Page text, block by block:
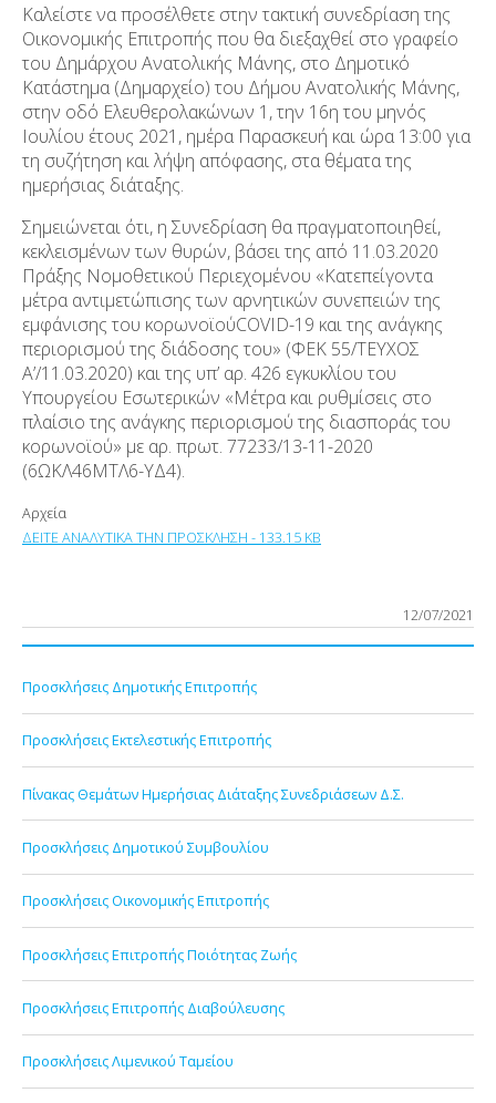
Καλείστε να προσέλθετε στην τακτική συνεδρίαση της
Οικονομικής Επιτροπής που θα διεξαχθεί στο γραφείο
του Δημάρχου Ανατολικής Μάνης, στο Δημοτικό
Κατάστημα (Δημαρχείο) του Δήμου Ανατολικής Μάνης,
στην οδό Ελευθερολακώνων 1, την 16η του μηνός
Ιουλίου έτους 2021, ημέρα Παρασκευή και ώρα 13:00 για
τη συζήτηση και λήψη απόφασης, στα θέματα της
ημερήσιας διάταξης.
Σημειώνεται ότι,​​ η Συνεδρίαση θα πραγματοποιηθεί​​,
κεκλεισμένων των θυρών,​​ βάσει της από 11.03.2020
Πράξης Νομοθετικού Περιεχομένου «Κατεπείγοντα
μέτρα αντιμετώπισης των αρνητικών συνεπειών της
εμφάνισης του κορωνοϊού​​COVID-19 και της ανάγκης
περιορισμού της διάδοσης του» (ΦΕΚ 55/ΤΕΥΧΟΣ
Α’/11.03.2020) και της υπ’ αρ. 426 εγκυκλίου του
Υπουργείου Εσωτερικών «Μέτρα και ρυθμίσεις στο
πλαίσιο της ανάγκης περιορισμού της διασποράς του
κορωνοϊού» με αρ. πρωτ. 77233/13-11-2020
(6ΩΚΛ46ΜΤΛ6-ΥΔ4).
Αρχεία
ΔΕΙΤΕ ΑΝΑΛΥΤΙΚΑ ΤΗΝ ΠΡΟΣΚΛΗΣΗ - 133.15 KB
12/07/2021
Προσκλήσεις Δημοτικής Επιτροπής
Προσκλήσεις Εκτελεστικής Επιτροπής
Πίνακας Θεμάτων Ημερήσιας Διάταξης Συνεδριάσεων Δ.Σ.
Προσκλήσεις Δημοτικού Συμβουλίου
Προσκλήσεις Οικονομικής Επιτροπής
Προσκλήσεις Επιτροπής Ποιότητας Ζωής
Προσκλήσεις Επιτροπής Διαβούλευσης
Προσκλήσεις Λιμενικού Ταμείου